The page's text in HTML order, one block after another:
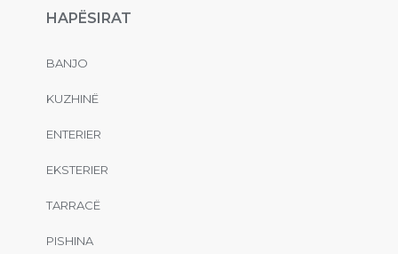
HAPËSIRAT
BANJO
KUZHINË
ENTERIER
EKSTERIER
TARRACË
PISHINA